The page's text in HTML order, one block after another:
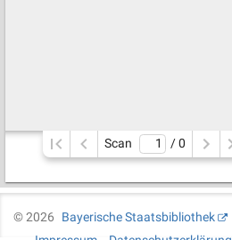
Scan / 0
©2026
Bayerische Staatsbibliothek